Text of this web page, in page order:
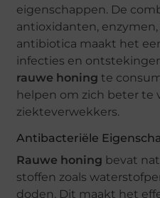
eigenschappen. De
antioxidanten,
antibiotica maakt het
infecties en
rauwe honing te
helpen om zich beter te
ziekteverwekkers.
Antibacteriële
Rauwe honing bevat
stoffen zoals
doden. Dit maakt het